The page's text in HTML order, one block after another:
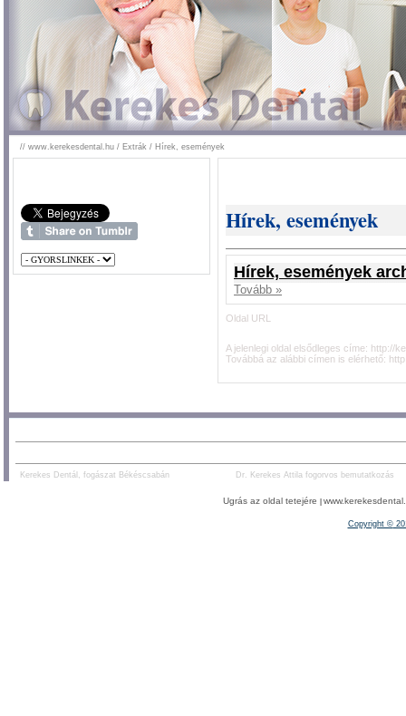
// www.kerekesdental.hu / Extrák / Hírek, események
Hírek, események
Hírek, események
Tovább »
Oldal URL
A jelenlegi oldal elsődleges címe: http://
Továbbá az alábbi címen is elérhető:
Kerekes Dentál, fogászat Békéscsabán Dr. Kerekes Attila fogorvos bemutatkozás
Ugrás az oldal tetejére
Copyright ©